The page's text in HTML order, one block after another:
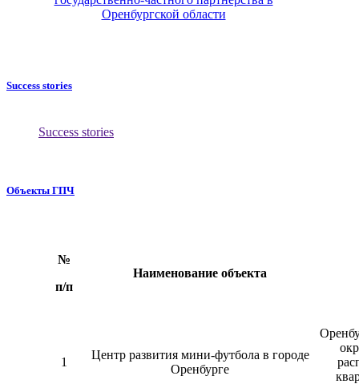
Оренбургской области
Success stories
Success stories
Объекты ГПЧ
№
п/п
Наименование объекта
1
Центр развития мини-футбола в городе
Оренбурге